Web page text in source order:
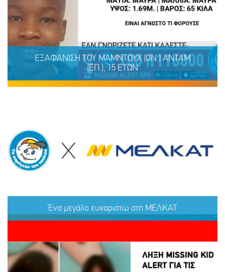
ΕΞΑΦΑΝΙΣΗ TOY ΜΑΜΝΤΟΥΧ (ΟΝ.) ΑΝΤΑΜ
(ΕΠ.), 15 ΕΤΩΝ
ΜΟΙΡΑΣΟΥ
ΤΟ
ΔΡΑΣΕ
ΤΩΡΑ
Ένα μεγάλο ευχαριστώ στη ΜΕΛΚΑΤ